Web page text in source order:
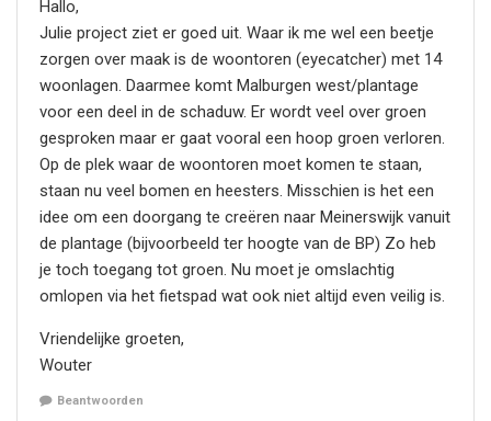
Hallo,
Julie project ziet er goed uit. Waar ik me wel een beetje
zorgen over maak is de woontoren (eyecatcher) met 14
woonlagen. Daarmee komt Malburgen west/plantage
voor een deel in de schaduw. Er wordt veel over groen
gesproken maar er gaat vooral een hoop groen verloren.
Op de plek waar de woontoren moet komen te staan,
staan nu veel bomen en heesters. Misschien is het een
idee om een doorgang te creëren naar Meinerswijk vanuit
de plantage (bijvoorbeeld ter hoogte van de BP) Zo heb
je toch toegang tot groen. Nu moet je omslachtig
omlopen via het fietspad wat ook niet altijd even veilig is.
Vriendelijke groeten,
Wouter
Beantwoorden